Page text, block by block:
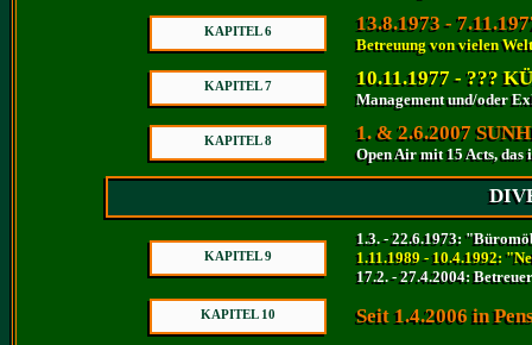
KAPITEL 6 13.8.1973 -
Betreuung von vielen
KAPITEL 7 10.11.1977 - ???
Management und/oder
KAPITEL 8 1. & 2.6.2007
Open Air mit 15 Acts,
KAPITEL 9
1.3. - 22.6.1973:
1.11.1989 - 10.4.1992:
17.2. - 27.4.2004:
KAPITEL 10 Seit 1.4.2006 in
KAPITEL 6 13.8.1973 -
Betreuung von vielen
KAPITEL 7 10.11.1977 - ???
Management und/oder
KAPITEL 8 1. & 2.6.2007
Open Air mit 15 Acts,
KAPITEL 9
1.3. - 22.6.1973:
1.11.1989 - 10.4.1992:
17.2. - 27.4.2004:
KAPITEL 10 Seit 1.4.2006 in